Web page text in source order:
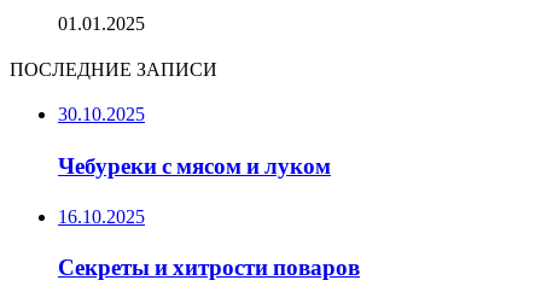
01.01.2025
ПОСЛЕДНИЕ ЗАПИСИ
30.10.2025
Чебуреки с мясом и луком
16.10.2025
Секреты и хитрости поваров